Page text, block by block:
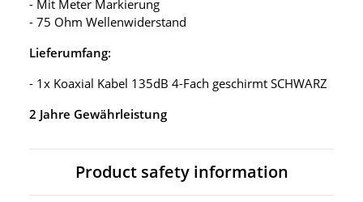
- Mit Meter Markierung
- 75 Ohm Wellenwiderstand
Lieferumfang:
- 1x Koaxial Kabel 135dB 4-Fach geschirmt SCHWARZ
2 Jahre Gewährleistung
Product safety information